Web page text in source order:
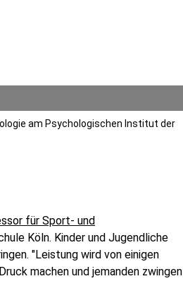
am Psychologischen Institut der
für Sport- und
Köln. Kinder und Jugendliche
"Leistung wird von einigen
machen und jemanden zwingen